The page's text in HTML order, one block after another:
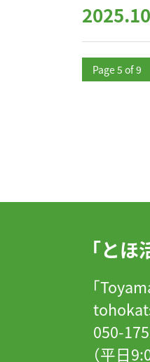
Page 5 of 9
「と
「
050-
（平日